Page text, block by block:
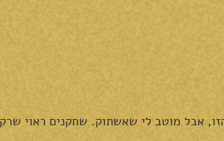
אבל מוטב לי שאשתוק. שחקנים ראוי שרק